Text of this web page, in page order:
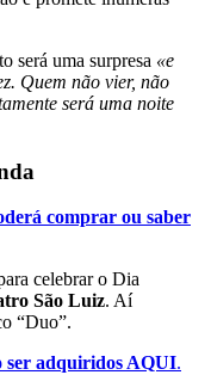
será uma surpresa «e
Quem não vier, não
será uma noite
comprar ou saber
celebrar o Dia
São Luiz. Aí
“Duo”.
ser adquiridos AQUI.